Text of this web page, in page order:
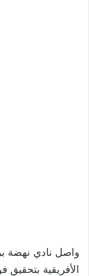
واصل نادي نهضة
الأفريقية بتحقيق